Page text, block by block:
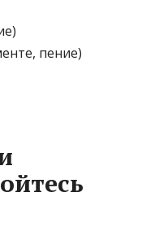
пение)